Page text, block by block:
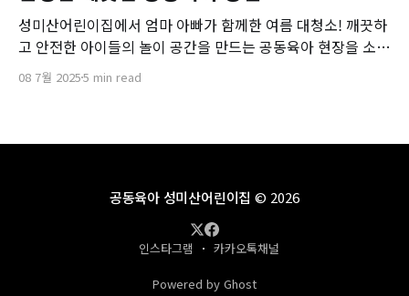
성미산어린이집에서 엄마 아빠가 함께한 여름 대청소! 깨끗하
고 안전한 아이들의 놀이 공간을 만드는 공동육아 현장을 소개
합니다.
08 7월 20255 min read
공동육아 성미산어린이집 © 2026
인스타그램 카카오톡채널
Powered by Ghost